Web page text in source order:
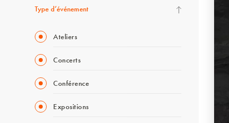
Type d’événement
Ateliers
Concerts
Conférence
Expositions